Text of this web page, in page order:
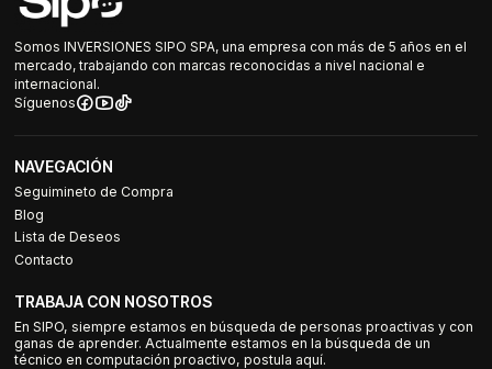
Somos INVERSIONES SIPO SPA, una empresa con más de 5 años en el
mercado, trabajando con marcas reconocidas a nivel nacional e
internacional.
Síguenos
NAVEGACIÓN
Seguimineto de Compra
Blog
Lista de Deseos
Contacto
TRABAJA CON NOSOTROS
En SIPO, siempre estamos en búsqueda de personas proactivas y con
ganas de aprender. Actualmente estamos en la búsqueda de un
técnico en computación proactivo, postula aquí.